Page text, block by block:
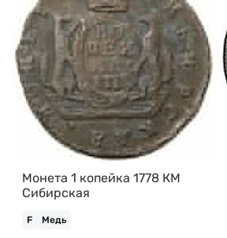
Монета 1 копейка 1778 КМ
Сибирская
F Медь